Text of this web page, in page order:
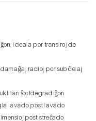
ideala por transiroj de
radioj por subĉielaj
ŝtofdegradiĝon
lavado post lavado
post streĉado